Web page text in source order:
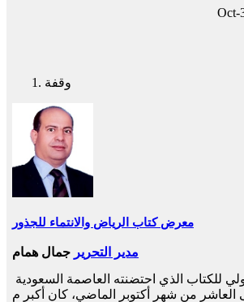
وقفة
معرض كتاب الرياض والانتماء للجذور
مدير التحرير جمال همام